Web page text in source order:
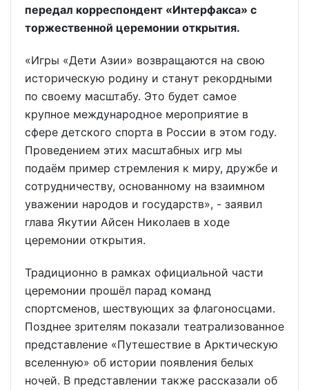
передал корреспондент «Интерфакса» с
торжественной церемонии открытия.
«Игры «Дети Азии» возвращаются на свою
историческую родину и станут рекордными
по своему масштабу. Это будет самое
крупное международное мероприятие в
сфере детского спорта в России в этом году.
Проведением этих масштабных игр мы
подаём пример стремления к миру, дружбе и
сотрудничеству, основанному на взаимном
уважении народов и государств», - заявил
глава Якутии Айсен Николаев в ходе
церемонии открытия.
Традиционно в рамках официальной части
церемонии прошёл парад команд
спортсменов, шествующих за флагоносцами.
Позднее зрителям показали театрализованное
представление «Путешествие в Арктическую
вселенную» об истории появления белых
ночей. В представлении также рассказали об